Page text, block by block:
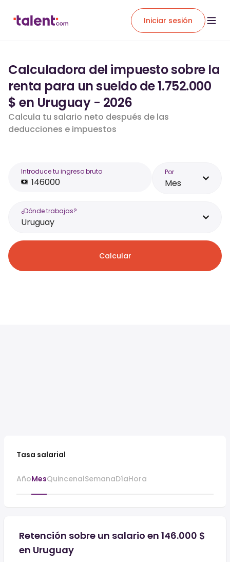
Iniciar sesión
Calculadora del impuesto sobre la
renta para un sueldo de 1.752.000
$ en Uruguay - 2026
Calcula tu salario neto después de las
deducciones e impuestos
Introduce tu ingreso bruto Por
Mes
¿Dónde trabajas?
Uruguay
Calcular
Tasa salarial
AñoMesQuincenalSemanaDíaHora
Retención sobre un salario en 146.000 $
en Uruguay